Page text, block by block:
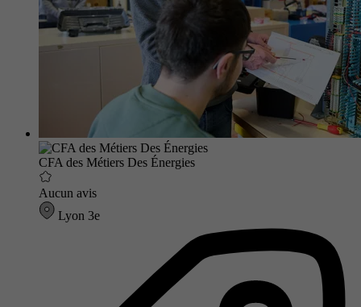
CFA des Métiers Des Énergies
Aucun avis
Lyon 3e